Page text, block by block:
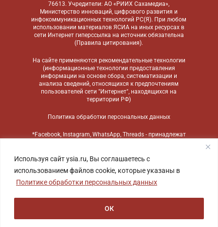
Используя сайт ysia.ru, Вы соглашаетесь с
использованием файлов cookie, которые указаны в
Политике обработки персональных данных
ОК
76613. Учредители: АО «РИИХ Сахамедиа»,
Министерство инноваций, цифрового развития и
инфокоммуникационных технологий РС(Я). При любом
использовании материалов ЯСИА на иных ресурсах в
сети Интернет гиперссылка на источник обязательна
(Правила цитирования).
На сайте применяются рекомендательные технологии
(информационные технологии предоставления
информации на основе сбора, систематизации и
анализа сведений, относящихся к предпочтениям
пользователей сети "Интернет", находящихся на
территории РФ)
Политика обработки персональных данных
*Facebook, Instagram, WhatsApp, Threads - принадлежат